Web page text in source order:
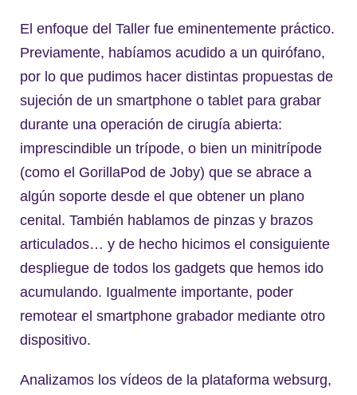
El enfoque del Taller fue eminentemente práctico.
Previamente, habíamos acudido a un quirófano,
por lo que pudimos hacer distintas propuestas de
sujeción de un smartphone o tablet para grabar
durante una operación de cirugía abierta:
imprescindible un trípode, o bien un minitrípode
(como el GorillaPod de Joby) que se abrace a
algún soporte desde el que obtener un plano
cenital. También hablamos de pinzas y brazos
articulados… y de hecho hicimos el consiguiente
despliegue de todos los gadgets que hemos ido
acumulando. Igualmente importante, poder
remotear el smartphone grabador mediante otro
dispositivo.
Analizamos los vídeos de la plataforma websurg,